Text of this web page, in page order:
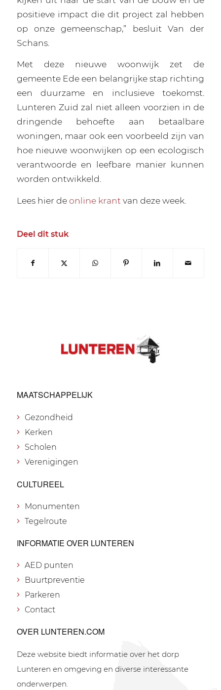
positieve impact die dit project zal hebben
op onze gemeenschap,” besluit Van der
Schans.
Met deze nieuwe woonwijk zet de
gemeente Ede een belangrijke stap richting
een duurzame en inclusieve toekomst.
Lunteren Zuid zal niet alleen voorzien in de
dringende behoefte aan betaalbare
woningen, maar ook een voorbeeld zijn van
hoe nieuwe woonwijken op een ecologisch
verantwoorde en leefbare manier kunnen
worden ontwikkeld.
Lees hier deonline krant van deze week.
Deel dit stuk
MAATSCHAPPELIJK
Gezondheid
Kerken
Scholen
Verenigingen
CULTUREEL
Monumenten
Tegelroute
INFORMATIE OVER LUNTEREN
AED punten
Buurtpreventie
Parkeren
Contact
OVER LUNTEREN.COM
Deze website biedt informatie over het dorp
Lunteren en omgeving en diverse interessante
onderwerpen.